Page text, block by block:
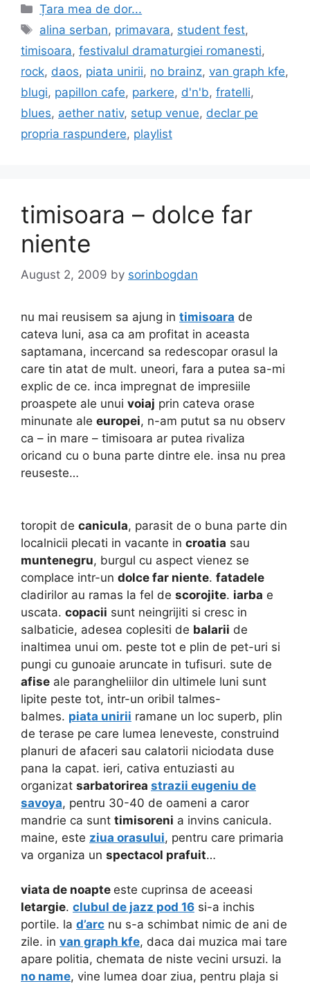
Categories
Țara mea de dor...
Tags
alina serban, primavara, student fest,
timisoara, festivalul dramaturgiei romanesti,
rock, daos, piata unirii, no brainz, van graph kfe,
blugi, papillon cafe, parkere, d'n'b, fratelli,
blues, aether nativ, setup venue, declar pe
propria raspundere, playlist
timisoara – dolce far
niente
August 2, 2009 by sorinbogdan
nu mai reusisem sa ajung in timisoara de
cateva luni, asa ca am profitat in aceasta
saptamana, incercand sa redescopar orasul la
care tin atat de mult. uneori, fara a putea sa-mi
explic de ce. inca impregnat de impresiile
proaspete ale unui voiaj prin cateva orase
minunate ale europei, n-am putut sa nu observ
ca – in mare – timisoara ar putea rivaliza
oricand cu o buna parte dintre ele. insa nu prea
reuseste…
toropit de canicula, parasit de o buna parte din
localnicii plecati in vacante in croatia sau
muntenegru, burgul cu aspect vienez se
complace intr-un dolce far niente. fatadele
cladirilor au ramas la fel de scorojite. iarba e
uscata. copacii sunt neingrijiti si cresc in
salbaticie, adesea coplesiti de balarii de
inaltimea unui om. peste tot e plin de pet-uri si
pungi cu gunoaie aruncate in tufisuri. sute de
afise ale parangheliilor din ultimele luni sunt
lipite peste tot, intr-un oribil talmes-
balmes. piata unirii ramane un loc superb, plin
de terase pe care lumea leneveste, construind
planuri de afaceri sau calatorii niciodata duse
pana la capat. ieri, cativa entuziasti au
organizat sarbatorirea strazii eugeniu de
savoya, pentru 30-40 de oameni a caror
mandrie ca sunt timisoreni a invins canicula.
maine, este ziua orasului, pentru care primaria
va organiza un spectacol prafuit…
viata de noapte este cuprinsa de aceeasi
letargie. clubul de jazz pod 16 si-a inchis
portile. la d’arc nu s-a schimbat nimic de ani de
zile. in van graph kfe, daca dai muzica mai tare
apare politia, chemata de niste vecini ursuzi. la
no name, vine lumea doar ziua, pentru plaja si